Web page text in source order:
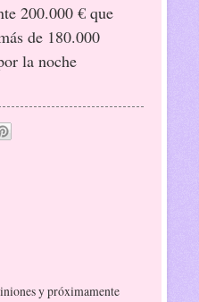
200.000 € que
de 180.000
la noche
y próximamente